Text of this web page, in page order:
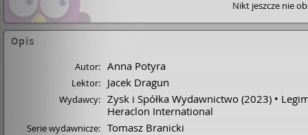
Nikt jeszcze nie
Opis
Autor: Anna Potyra
Lektor: Jacek Dragun
Wydawcy: Zysk i Spółka Wydawnictwo (2023)
Heraclon International
Serie wydawnicze: Tomasz Branicki